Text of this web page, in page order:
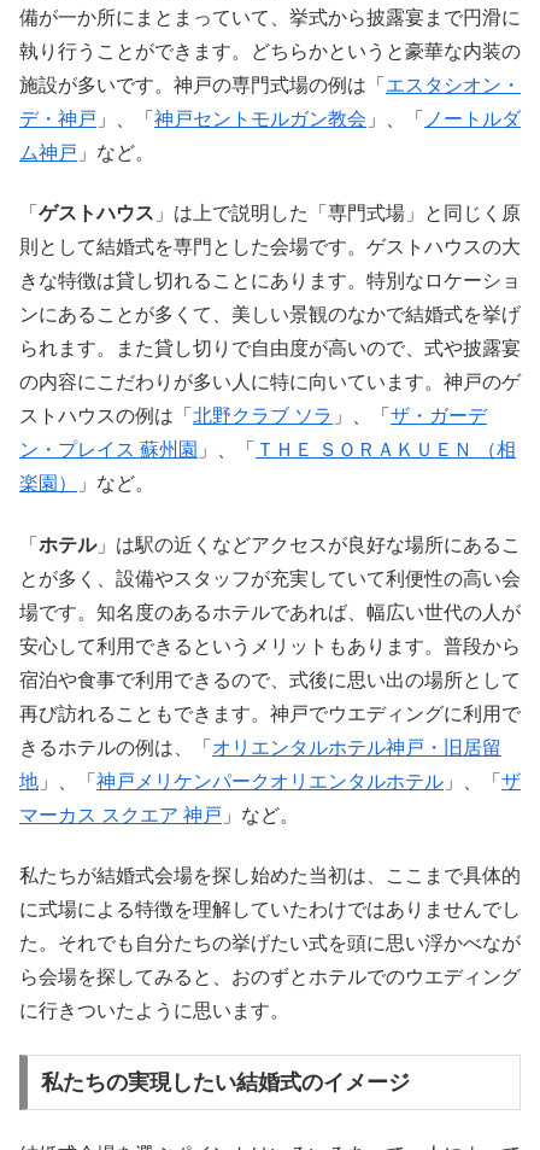
備が一か所にまとまっていて、挙式から披露宴まで円滑に
執り行うことができます。どちらかというと豪華な内装の
施設が多いです。神戸の専門式場の例は「 エスタシオン・
デ・神戸 」、「 神戸セントモルガン教会 」、「 ノートルダ
ム神戸 」など。
「 ゲストハウス 」は上で説明した「専門式場」と同じく原
則として結婚式を専門とした会場です。ゲストハウスの大
きな特徴は貸し切れることにあります。特別なロケーショ
ンにあることが多くて、美しい景観のなかで結婚式を挙げ
られます。また貸し切りで自由度が高いので、式や披露宴
の内容にこだわりが多い人に特に向いています。神戸のゲ
ストハウスの例は「 北野クラブ ソラ 」、「 ザ・ガーデ
ン・プレイス 蘇州園 」、「 ＴＨＥ ＳＯＲＡＫＵＥＮ （相
楽園）
」など。
「 ホテル」は駅の近くなどアクセスが良好な場所にあるこ
とが多く、設備やスタッフが充実していて利便性の高い会
場です。知名度のあるホテルであれば、幅広い世代の人が
安心して利用できるというメリットもあります。普段から
宿泊や食事で利用できるので、式後に思い出の場所として
再び訪れることもできます。神戸でウエディングに利用で
きるホテルの例は、「 オリエンタルホテル神戸・旧居留
地 」、「 神戸メリケンパークオリエンタルホテル 」、「 ザ
マーカス スクエア 神戸 」など。
私たちが結婚式会場を探し始めた当初は、ここまで具体的
に式場による特徴を理解していたわけではありませんでし
た。それでも自分たちの挙げたい式を頭に思い浮かべなが
ら会場を探してみると、おのずとホテルでのウエディング
に行きついたように思います。
私たちの実現したい結婚式のイメージ